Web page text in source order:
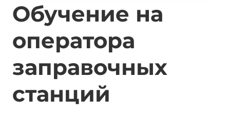
Обучение на
оператора
заправочных
станций